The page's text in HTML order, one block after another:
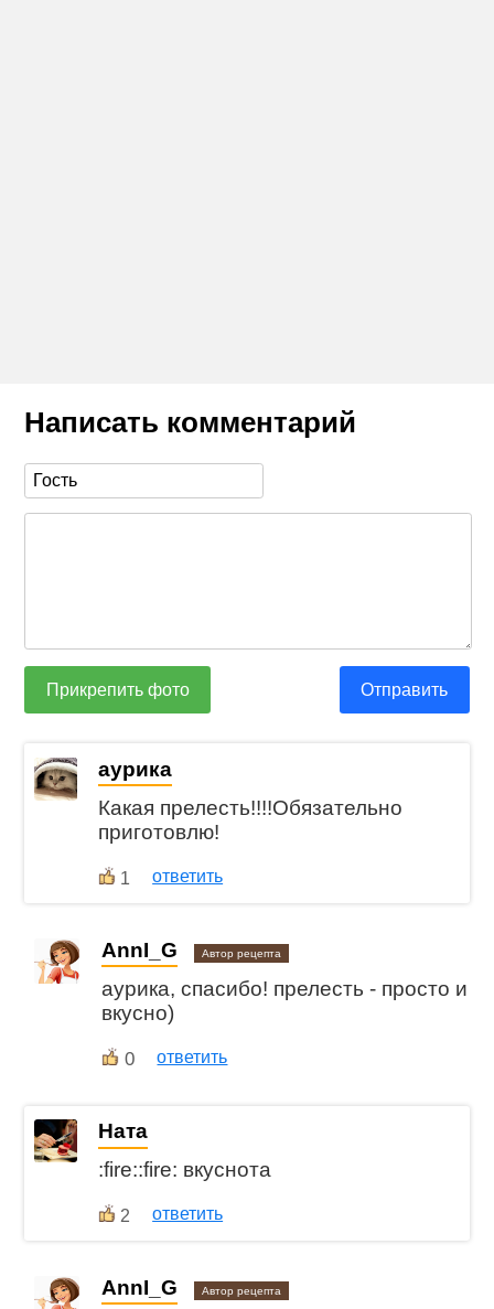
Написать комментарий
Прикрепить фото Отправить
aурика
Какая прелесть!!!!Обязательно
приготовлю!
1 ответить
AnnI_G Автор рецепта
aурика, спасибо! прелесть - просто и
вкусно)
0 ответить
Ната
:fire::fire: вкуснота
2 ответить
AnnI_G Автор рецепта